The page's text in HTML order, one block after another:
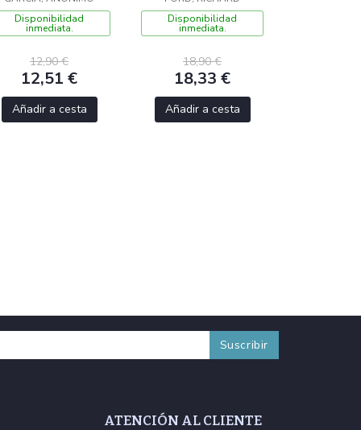
Disponibilidad
inmediata.
12,90 €
12,51 €
Añadir a cesta
Disponibilidad
inmediata.
18,90 €
18,33 €
Añadir a cesta
ATENCIÓN AL CLIENTE